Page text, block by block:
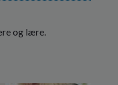
og lære.